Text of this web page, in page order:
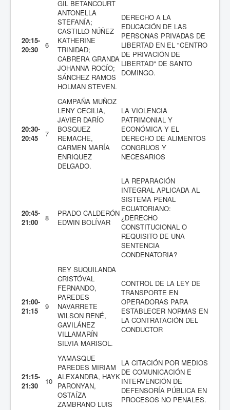
20:15-
20:30
6
GIL BETANCOURT
ANTONELLA
STEFANÍA;
CASTILLO NÚÑEZ
KATHERINE
TRINIDAD;
CABRERA GRANDA
JOHANNA ROCÍO;
SÁNCHEZ RAMOS
HOLMAN STEVEN.
DERECHO A LA
EDUCACIÓN DE LAS
PERSONAS PRIVADAS DE
LIBERTAD EN EL "CENTRO
DE PRIVACIÓN DE
LIBERTAD" DE SANTO
DOMINGO.
20:30-
20:45
7
CAMPAÑA MUÑOZ
LENY CECILIA,
JAVIER DARÍO
BOSQUEZ
REMACHE,
CARMEN MARÍA
ENRIQUEZ
DELGADO.
LA VIOLENCIA
PATRIMONIAL Y
ECONÓMICA Y EL
DERECHO DE ALIMENTOS
CONGRUOS Y
NECESARIOS
20:45-
21:00
8
PRADO CALDERÓN
EDWIN BOLÍVAR
LA REPARACIÓN
INTEGRAL APLICADA AL
SISTEMA PENAL
ECUATORIANO:
¿DERECHO
CONSTITUCIONAL O
REQUISITO DE UNA
SENTENCIA
CONDENATORIA?
21:00-
21:15
9
REY SUQUILANDA
CRISTÓVAL
FERNANDO,
PAREDES
NAVARRETE
WILSON RENÉ,
GAVILÁNEZ
VILLAMARÍN
SILVIA MARISOL.
CONTROL DE LA LEY DE
TRANSPORTE EN
OPERADORAS PARA
ESTABLECER NORMAS EN
LA CONTRATACIÓN DEL
CONDUCTOR
21:15-
21:30
10
YAMASQUE
PAREDES MIRIAM
ALEXANDRA, HAYK
PARONYAN,
OSTAÍZA
ZAMBRANO LUIS
LA CITACIÓN POR MEDIOS
DE COMUNICACIÓN E
INTERVENCIÓN DE
DEFENSORÍA PÚBLICA EN
PROCESOS NO PENALES.